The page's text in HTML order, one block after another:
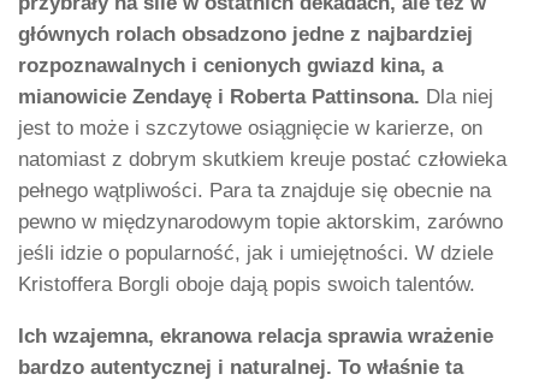
głównych rolach obsadzono jedne z najbardziej
rozpoznawalnych i cenionych gwiazd kina, a
mianowicie Zendayę i Roberta Pattinsona. Dla niej
jest to może i szczytowe osiągnięcie w karierze, on
natomiast z dobrym skutkiem kreuje postać człowieka
pełnego wątpliwości. Para ta znajduje się obecnie na
pewno w międzynarodowym topie aktorskim, zarówno
jeśli idzie o popularność, jak i umiejętności. W dziele
Kristoffera Borgli oboje dają popis swoich talentów.
Ich wzajemna, ekranowa relacja sprawia wrażenie
bardzo autentycznej i naturalnej. To właśnie ta